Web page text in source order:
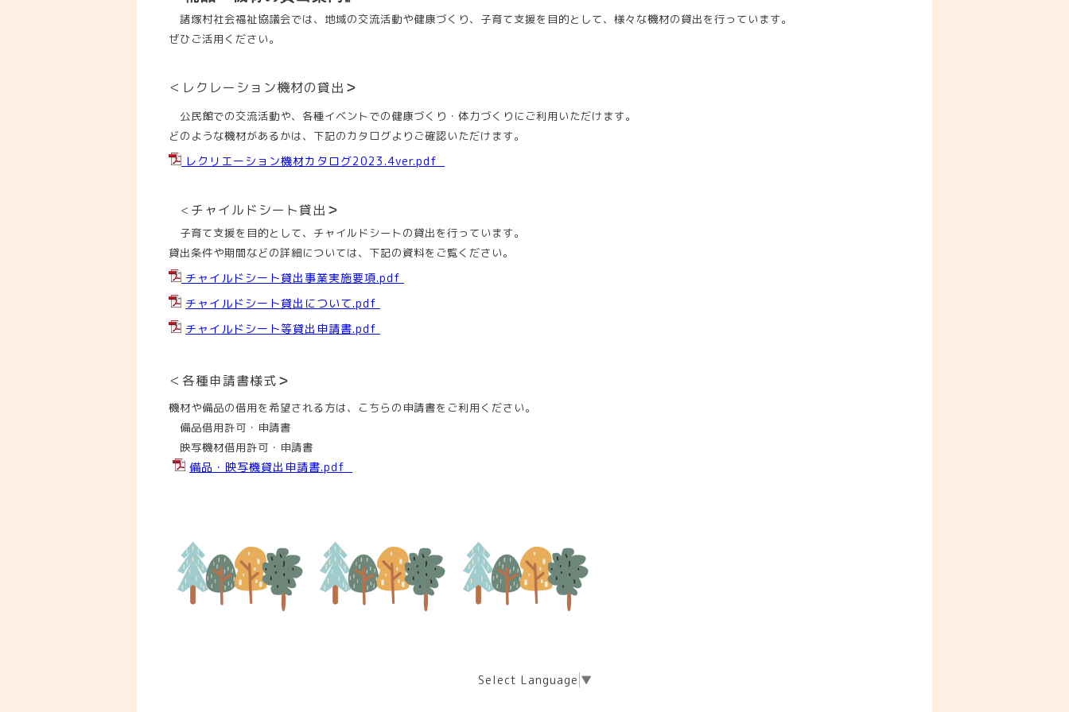
諸塚村社会福祉協議会では、地域の交流活動や健康づくり、子育て支援を目的として、様々な機材の貸出を行っています。
ぜひご活用ください。
＜レクレーション機材の貸出 ＞
公民館での交流活動や、各種イベントでの健康づくり・体力づくりにご利用いただけます。
どのような機材があるかは、下記のカタログよりご確認いただけます。
レクリエーション機材カタログ2023.4ver.pdf
＜ チャイルドシート貸出 ＞
子育て支援を目的として、チャイルドシートの貸出を行っています。
貸出条件や期間などの詳細については、下記の資料をご覧ください。
チャイルドシート貸出事業実施要項.pdf
チャイルドシート貸出について.pdf
チャイルドシート等貸出申請書.pdf
＜各種申請書様式＞
機材や備品の借用を希望される方は、こちらの申請書をご利用ください。
備品借用許可・申請書
映写機材借用許可・申請書
備品・映写機貸出申請書.pdf
Select Language ▼